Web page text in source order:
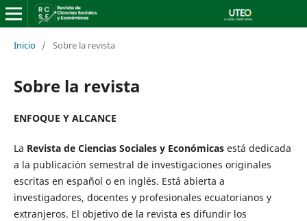
Inicio / Sobre la revista
Sobre la revista
ENFOQUE Y ALCANCE
La Revista de Ciencias Sociales y Económicasestá dedicada
a la publicación semestral de investigaciones originales
escritas en español o en inglés. Está abierta a
investigadores, docentes y profesionales ecuatorianos y
extranjeros. El objetivo de la revista es difundir los